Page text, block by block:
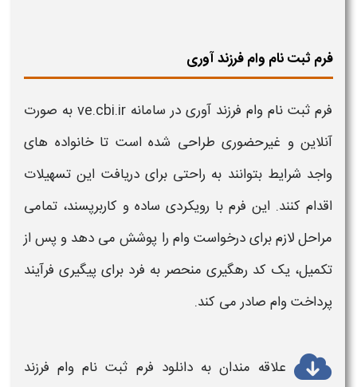
فرم ثبت نام وام فرزند آوری
فرم ثبت نام وام فرزند آوری در سامانه ve.cbi.ir به صورت
آنلاین و غیرحضوری طراحی شده است تا خانواده های
واجد شرایط بتوانند به راحتی برای دریافت این تسهیلات
اقدام کنند. این فرم با رویکردی ساده و کاربرپسند، تمامی
مراحل لازم برای درخواستوام را پوشش می دهد و پس از
تکمیل، یک کد رهگیری منحصر به فرد برای پیگیری فرآیند
پرداختوام صادر می کند.
علاقه مندان به دانلود فرم ثبت نام وام فرزند